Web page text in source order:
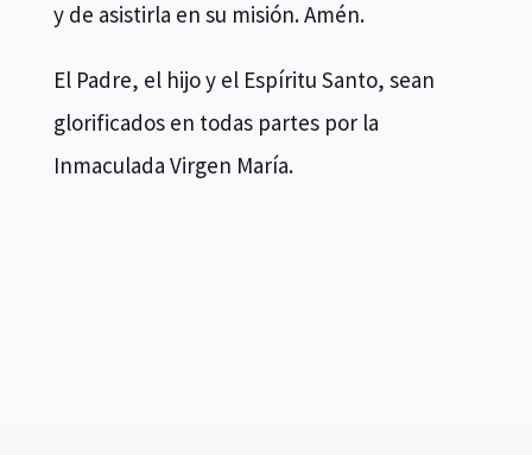
y de asistirla en su misión. Amén.
El Padre, el hijo y el Espíritu Santo, sean
glorificados en todas partes por la
Inmaculada Virgen María.